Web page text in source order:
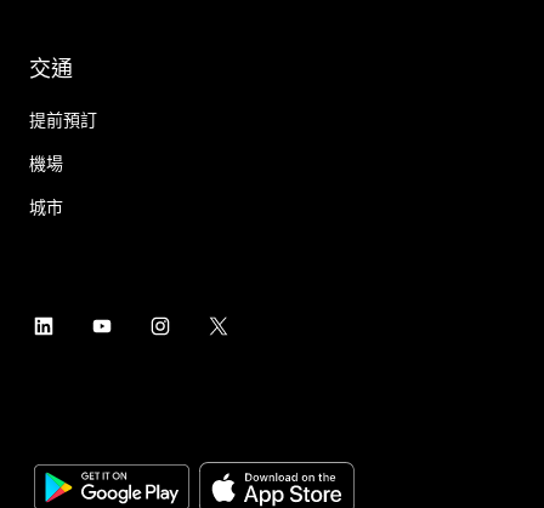
交通
提前預訂
機場
城市